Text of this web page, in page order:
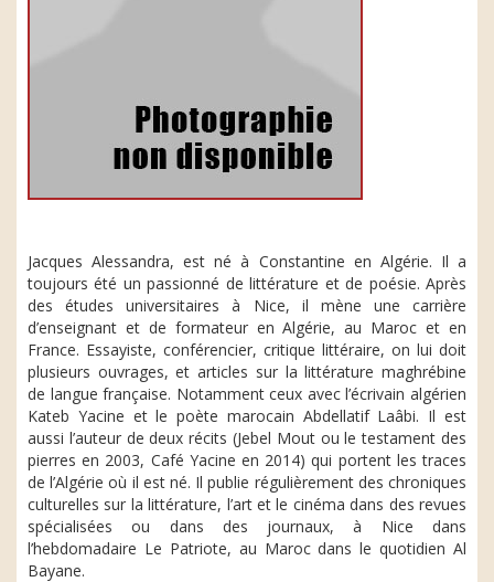
Jacques Alessandra, est né à Constantine en Algérie. Il a
toujours été un passionné de littérature et de poésie. Après
des études universitaires à Nice, il mène une carrière
d’enseignant et de formateur en Algérie, au Maroc et en
France. Essayiste, conférencier, critique littéraire, on lui doit
plusieurs ouvrages, et articles sur la littérature maghrébine
de langue française. Notamment ceux avec l’écrivain algérien
Kateb Yacine et le poète marocain Abdellatif Laâbi. Il est
aussi l’auteur de deux récits (Jebel Mout ou le testament des
pierres en 2003, Café Yacine en 2014) qui portent les traces
de l’Algérie où il est né. Il publie régulièrement des chroniques
culturelles sur la littérature, l’art et le cinéma dans des revues
spécialisées ou dans des journaux, à Nice dans
l’hebdomadaire Le Patriote, au Maroc dans le quotidien Al
Bayane.